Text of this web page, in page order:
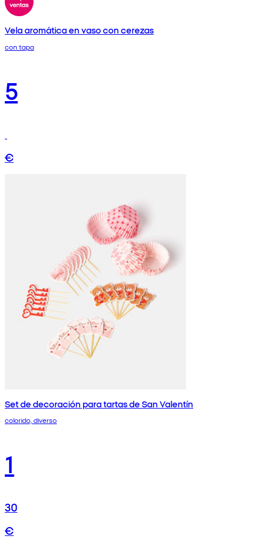
Vela aromática en vaso con cerezas
con tapa
5
€
Set de decoración para tartas de San Valentín
colorido, diverso
1
30
€